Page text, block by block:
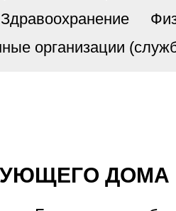
Здравоохранение
организации
ДОМА